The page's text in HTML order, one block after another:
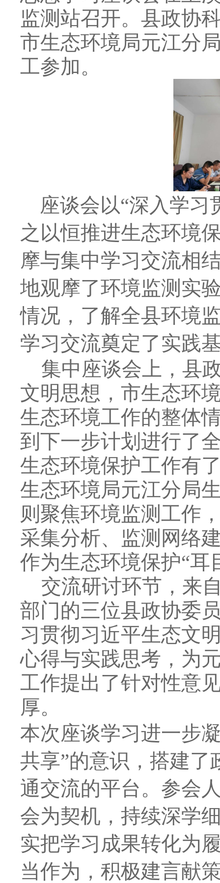
监测站召开。县政协
市生态环境局元江分
工参加。
座谈会以“深入学习
之以恒推进生态环境
摩与集中学习交流相
地观摩了环境监测 实
情况 ，了解全县环境
学习交流奠定了实践
集中座谈会上，县
文明思想，市生态环
生态环境工作的整体
到下一步计划进行了
生态环境保护工作有
生态环境局元江分局
则聚焦环境监测工作
采集分析、监测网络
作为生态环境保护“耳
交流研讨环节， 来
部门的三位县政协委
习贯彻习近平生态文
心得与实践思考，为
工作提出了针对性意
厚。
本次座谈学习进一步
共享”的意识 ，搭建
通交流的平台。参会
会为契机，持续深学
实把学习成果转化为
当作为，积极建言献